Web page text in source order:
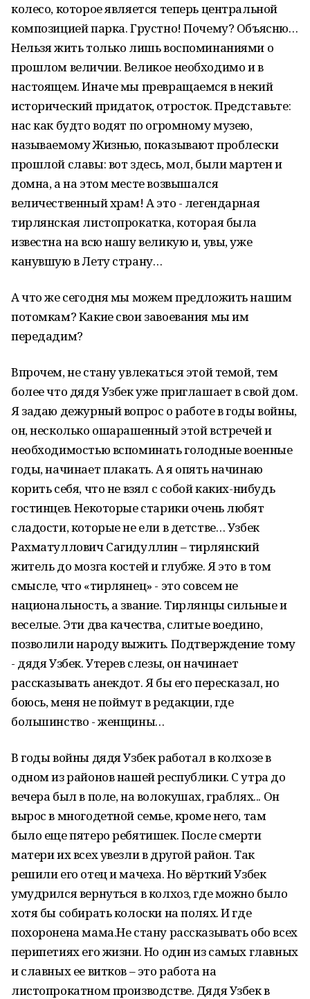
колесо, которое является теперь центральной
композицией парка. Грустно! Почему? Объясню…
Нельзя жить только лишь воспоминаниями о
прошлом величии. Великое необходимо и в
настоящем. Иначе мы превращаемся в некий
исторический придаток, отросток. Представьте:
нас как будто водят по огромному музею,
называемому Жизнью, показывают проблески
прошлой славы: вот здесь, мол, были мартен и
домна, а на этом месте возвышался
величественный храм! А это - легендарная
тирлянская листопрокатка, которая была
известна на всю нашу великую и, увы, уже
канувшую в Лету страну…
А что же сегодня мы можем предложить нашим
потомкам? Какие свои завоевания мы им
передадим?
Впрочем, не стану увлекаться этой темой, тем
более что дядя Узбек уже приглашает в свой дом.
Я задаю дежурный вопрос о работе в годы войны,
он, несколько ошарашенный этой встречей и
необходимостью вспоминать голодные военные
годы, начинает плакать. А я опять начинаю
корить себя, что не взял с собой каких-нибудь
гостинцев. Некоторые старики очень любят
сладости, которые не ели в детстве… Узбек
Рахматуллович Сагидуллин – тирлянский
житель до мозга костей и глубже. Я это в том
смысле, что «тирлянец» - это совсем не
национальность, а звание. Тирлянцы сильные и
веселые. Эти два качества, слитые воедино,
позволили народу выжить. Подтверждение тому
- дядя Узбек. Утерев слезы, он начинает
рассказывать анекдот. Я бы его пересказал, но
боюсь, меня не поймут в редакции, где
большинство - женщины…
В годы войны дядя Узбек работал в колхозе в
одном из районов нашей республики. С утра до
вечера был в поле, на волокушах, граблях... Он
вырос в многодетной семье, кроме него, там
было еще пятеро ребятишек. После смерти
матери их всех увезли в другой район. Так
решили его отец и мачеха. Но вёрткий Узбек
умудрился вернуться в колхоз, где можно было
хотя бы собирать колоски на полях. И где
похоронена мама.Не стану рассказывать обо всех
перипетиях его жизни. Но один из самых главных
и славных ее витков – это работа на
листопрокатном производстве. Дядя Узбек в